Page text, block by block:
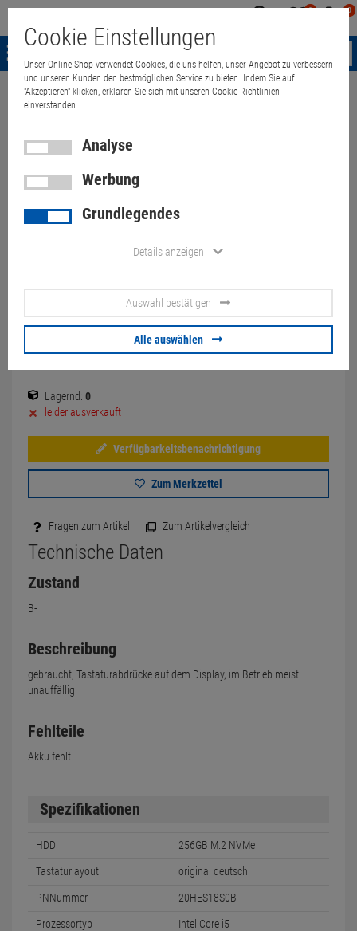
0 0
Menü
Weiter einkaufen
Lenovo ThinkPad T470 i5-
7300U 8GB 256GB Touch (ohne
Akku) Displaykratzer
63,00 €
Lagernd: 0
leider ausverkauft
Verfügbarkeitsbenachrichtigung
Zum Merkzettel
Fragen zum Artikel Zum Artikelvergleich
Technische Daten
Zustand
B-
Beschreibung
gebraucht, Tastaturabdrücke auf dem Display, im Betrieb meist
unauffällig
Fehlteile
Akku fehlt
Spezifikationen
HDD 256GB M.2 NVMe
Tastaturlayout original deutsch
PNNummer 20HES18S0B
Prozessortyp Intel Core i5
Cookie Einstellungen
Unser Online-Shop verwendet Cookies, die uns helfen, unser Angebot zu verbessern
und unseren Kunden den bestmöglichen Service zu bieten. Indem Sie auf
"Akzeptieren" klicken, erklären Sie sich mit unseren Cookie-Richtlinien
einverstanden.
Analyse
Werbung
Grundlegendes
Details anzeigen
Auswahl bestätigen
Alle auswählen